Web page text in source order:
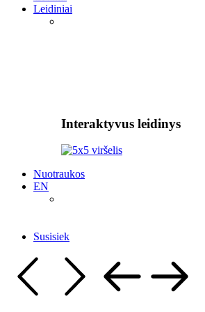
Leidiniai
Interaktyvus leidinys
Nuotraukos
EN
Susisiek